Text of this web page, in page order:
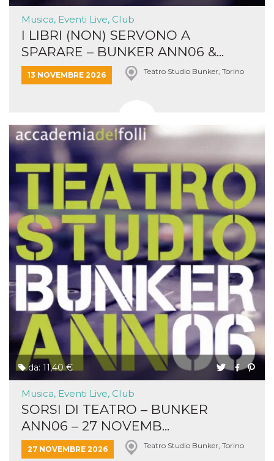
Musica, Eventi Live, Club
I LIBRI (NON) SERVONO A
SPARARE – BUNKER ANN06 &...
13 NOVEMBRE 2026 Teatro Studio Bunker, Torino
da: 11,40 €
Musica, Eventi Live, Club
SORSI DI TEATRO – BUNKER
ANN06 – 27 NOVEMB...
27 NOVEMBRE 2026 Teatro Studio Bunker, Torino